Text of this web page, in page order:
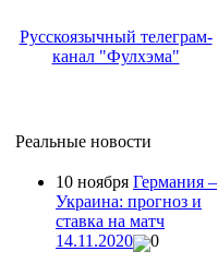
Русскоязычный телеграм-
канал "Фулхэма"
Реальные новости
10 ноября Германия –
Украина: прогноз и
ставка на матч
14.11.2020
0